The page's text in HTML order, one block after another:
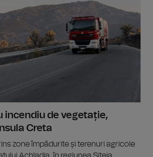
incendiu de vegetație,
Creta
zone împădurite și terenuri agricole